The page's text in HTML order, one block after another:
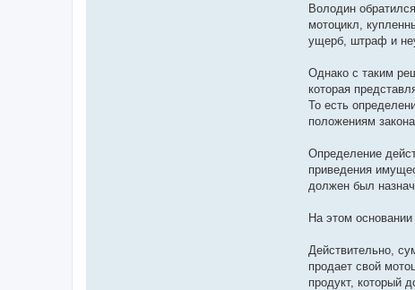
Володин
мотоцикл,
ущерб, штраф и
Однако с таким
которая
То есть
положениям
Определение
приведения
должен был
На этом
Действительно,
продает свой
продукт, который